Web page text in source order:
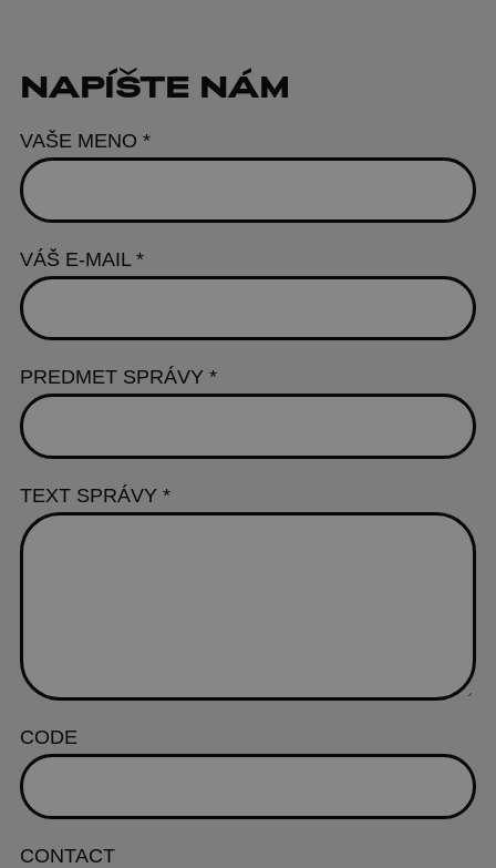
NAPÍŠTE NÁM
VAŠE MENO *
VÁŠ E-MAIL *
PREDMET SPRÁVY *
TEXT SPRÁVY *
CODE
CONTACT